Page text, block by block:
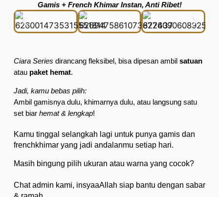
Gamis + French Khimar Instan, Anti Ribet!
Ciara Series dirancang fleksibel, bisa dipesan ambil satuan
atau paket hemat.
Jadi, kamu bebas pilih:
Ambil gamisnya dulu, khimarnya dulu, atau langsung satu
set biar hemat & lengkap!
Kamu tinggal selangkah lagi untuk punya gamis dan
frenchkhimar yang jadi andalanmu setiap hari.
Masih bingung pilih ukuran atau warna yang cocok?
Chat admin kami, insyaaAllah siap bantu dengan sabar